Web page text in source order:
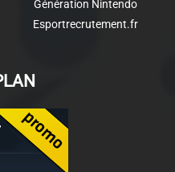
Génération Nintendo
Esportrecrutement.fr